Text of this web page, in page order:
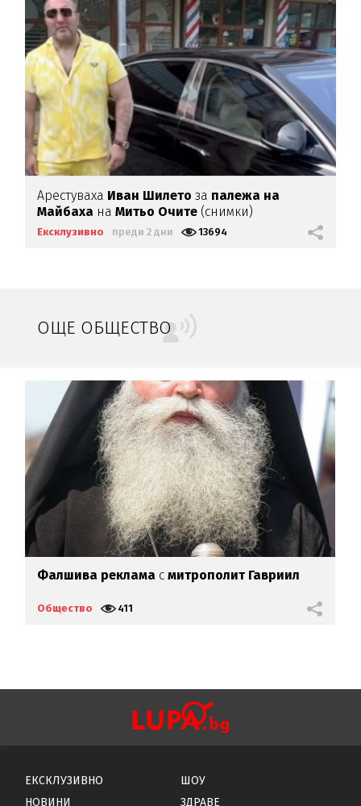
Арестуваха Иван Шилетоза палежа на
Майбаха наМитьо Очите (снимки)
Ексклузивно преди 2 дни 13694
ОЩЕ ОБЩЕСТВО
Фалшива реклама смитрополит Гавриил
Общество 411
ЕКСКЛУЗИВНО
НОВИНИ
ШОУ
ЗДРАВЕ